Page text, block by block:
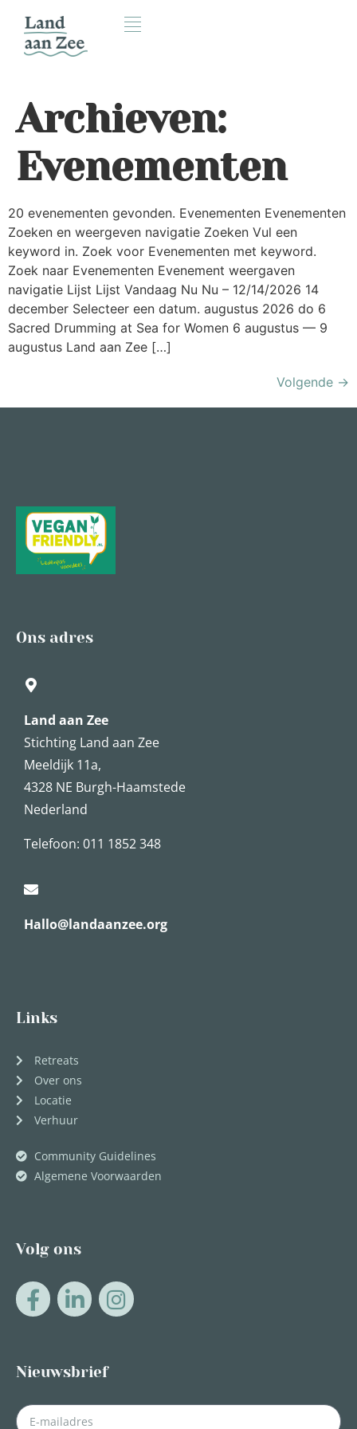
Archieven:
Evenementen
20 evenementen gevonden. Evenementen Evenementen
Zoeken en weergeven navigatie Zoeken Vul een
keyword in. Zoek voor Evenementen met keyword.
Zoek naar Evenementen Evenement weergaven
navigatie Lijst Lijst Vandaag Nu Nu – 12/14/2026 14
december Selecteer een datum. augustus 2026 do 6
Sacred Drumming at Sea for Women 6 augustus — 9
augustus Land aan Zee […]
Volgende →
Ons adres
Land aan Zee
Stichting Land aan Zee
Meeldijk 11a,
4328 NE Burgh-Haamstede
Nederland
Telefoon: 011 1852 348
Hallo@landaanzee.org
Links
Retreats
Over ons
Locatie
Verhuur
Community Guidelines
Algemene Voorwaarden
Volg ons
Nieuwsbrief